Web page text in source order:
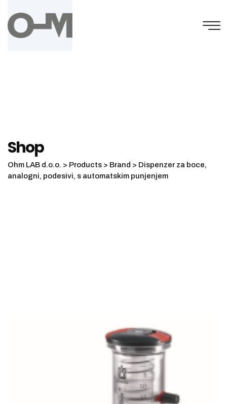
content
Shop
Ohm LAB d.o.o. > Products > Brand > Dispenzer za boce,
analogni, podesivi, s automatskim punjenjem